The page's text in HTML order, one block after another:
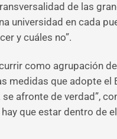
de las
universidad en cada
y cuáles no”.
como agrupación
que adopte el
afronte de verdad”,
que estar dentro de